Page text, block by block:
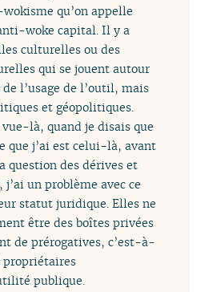
qu’on appelle
woke capital. Il y a
culturelles ou des
qui se jouent autour
l’usage de l’outil, mais
et géopolitiques.
là, quand je disais que
que j’ai est celui-là, avant
question des dérives et
j’ai un problème avec ce
statut juridique. Elles ne
être des boîtes privées
de prérogatives, c’est-à-
propriétaires
publique.